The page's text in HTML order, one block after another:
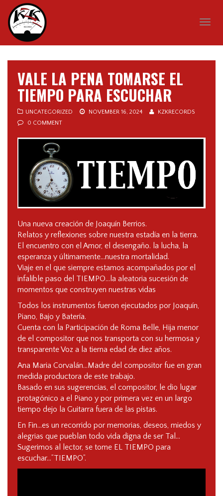
VALE LA PENA TOMARSE EL
TIEMPO PARA ESCUCHAR
UNCATEGORIZED NOVEMBER 16, 2024
KZKRECORDS
0 COMMENT
Una nueva creación de Joaquín Berrios.
Relatos y reflexiones sobre nuestra estadía en la tierra.
El encuentro con el Amor, el desengaño. la lucha, la
esperanza y últimamente…nuestra mortalidad.
Viaje en el que siempre estamos acompañados por el
infalible paso del TIEMPO…la aleatoria sucesión de
momentos que construyen nuestras vidas
Todos los instrumentos fueron ejecutados por Joaquín,
Piano, Bajo y Batería.
Cuenta con la Participación de Roma Belle, Hija menor
de el compositor que nos transporta con su hermosa y
transparente Voz a la tierna edad de diez años.
Ana Maria Corvalán…Madre del compositor fue en gran
medida productora de este trabajo.
Basado en sus sugerencias, el compositor, le dio lugar
protagónico a el Piano y por primera vez en un largo
tiempo dejo la Guitarra fuera de las pistas.
En Fin…es un recorrido por memorias, deseos, miedos y
alegrias que pueblan todo vida digna de ser Tal…
Sugerimos al lector, se tome EL TIEMPO para
escuchar…”TIEMPO”.